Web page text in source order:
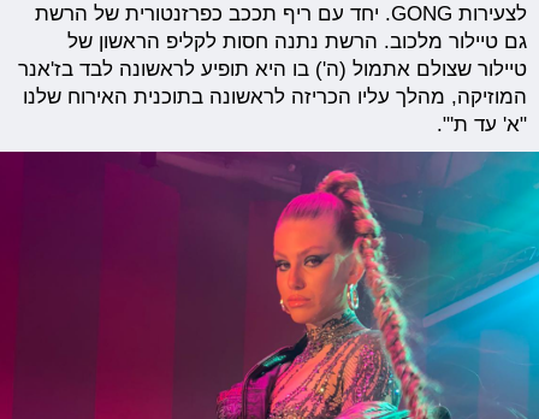
לצעירות GONG. יחד עם ריף תככב כפרזנטורית של הרשת
גם טיילור מלכוב. הרשת נתנה חסות לקליפ הראשון של
טיילור שצולם אתמול (ה') בו היא תופיע לראשונה לבד בז'אנר
המוזיקה, מהלך עליו הכריזה לראשונה בתוכנית האירוח שלנו
"א' עד ת'".